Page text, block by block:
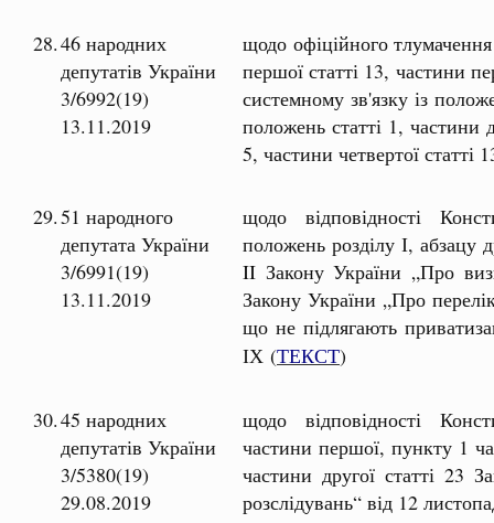
28.46 народних
депутатів України
3/6992(19)
13.11.2019
щодо офіційного
першої статті 13, частини
системному зв'язку із
положень статті 1, частини
5, частини четвертої статті
29.51 народного
депутата України
3/6991(19)
13.11.2019
щодо відповідності
положень розділу І, абзацу
II Закону України „Про
Закону України „Про
що не підлягають
ІХ (ТЕКСТ)
30.45 народних
депутатів України
3/5380(19)
29.08.2019
щодо відповідності
частини першої, пункту 1
частини другої статті 23
розслідувань“ від 12